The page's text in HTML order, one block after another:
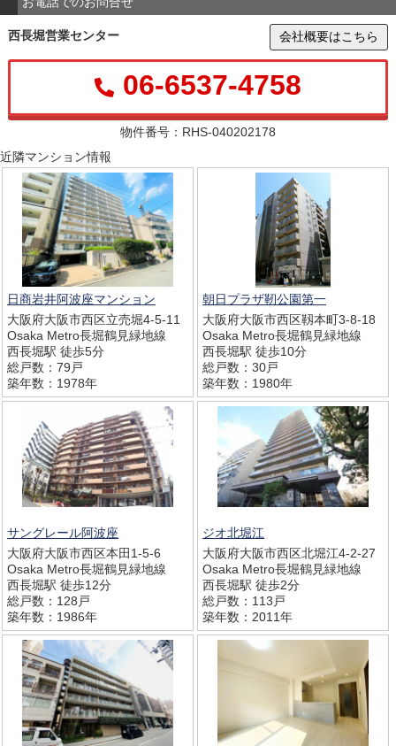
西長堀営業センター 会社概要はこちら
06-6537-4758
物件番号：RHS-040202178
近隣マンション情報
日商岩井阿波座マンション
大阪府大阪市西区立売堀4-5-11
Osaka Metro長堀鶴見緑地線
西長堀駅 徒歩5分
総戸数：79戸
築年数：1978年
朝日プラザ靭公園第一
大阪府大阪市西区靱本町3-8-18
Osaka Metro長堀鶴見緑地線
西長堀駅 徒歩10分
総戸数：30戸
築年数：1980年
サングレール阿波座
大阪府大阪市西区本田1-5-6
Osaka Metro長堀鶴見緑地線
西長堀駅 徒歩12分
総戸数：128戸
築年数：1986年
ジオ北堀江
大阪府大阪市西区北堀江4-2-27
Osaka Metro長堀鶴見緑地線
西長堀駅 徒歩2分
総戸数：113戸
築年数：2011年